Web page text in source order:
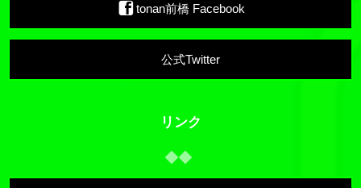
tonan前橋 Facebook
公式Twitter
リンク